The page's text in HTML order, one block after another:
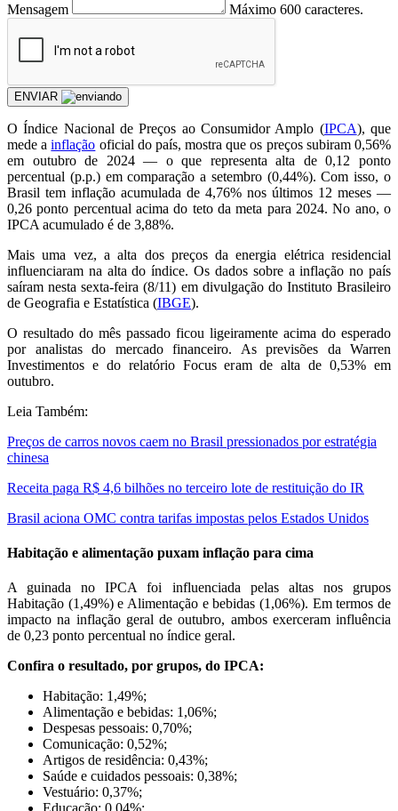
Mensagem Máximo 600 caracteres.
ENVIAR
O Índice Nacional de Preços ao Consumidor Amplo (IPCA), que
mede ainflação oficial do país, mostra que os preços subiram 0,56%
em outubro de 2024 — o que representa alta de 0,12 ponto
percentual (p.p.) em comparação a setembro (0,44%). Com isso, o
Brasil tem inflação acumulada de 4,76% nos últimos 12 meses —
0,26 ponto percentual acima do teto da meta para 2024. No ano, o
IPCA acumulado é de 3,88%.
Mais uma vez, a alta dos preços da energia elétrica residencial
influenciaram na alta do índice. Os dados sobre a inflação no país
saíram nesta sexta-feira (8/11) em divulgação do Instituto Brasileiro
de Geografia e Estatística (IBGE).
O resultado do mês passado ficou ligeiramente acima do esperado
por analistas do mercado financeiro. As previsões da Warren
Investimentos e do relatório Focus eram de alta de 0,53% em
outubro.
Leia Também:
Preços de carros novos caem no Brasil pressionados por estratégia
chinesa
Receita paga R$ 4,6 bilhões no terceiro lote de restituição do IR
Brasil aciona OMC contra tarifas impostas pelos Estados Unidos
Habitação e alimentação puxam inflação para cima
A guinada no IPCA foi influenciada pelas altas nos grupos
Habitação (1,49%) e Alimentação e bebidas (1,06%). Em termos de
impacto na inflação geral de outubro, ambos exerceram influência
de 0,23 ponto percentual no índice geral.
Confira o resultado, por grupos, do IPCA:
Habitação: 1,49%;
Alimentação e bebidas: 1,06%;
Despesas pessoais: 0,70%;
Comunicação: 0,52%;
Artigos de residência: 0,43%;
Saúde e cuidados pessoais: 0,38%;
Vestuário: 0,37%;
Educação: 0,04%;